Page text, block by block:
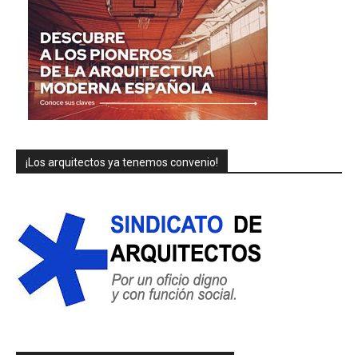
¡Los arquitectos ya tenemos convenio!